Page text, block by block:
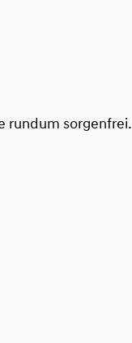
rundum sorgenfrei.